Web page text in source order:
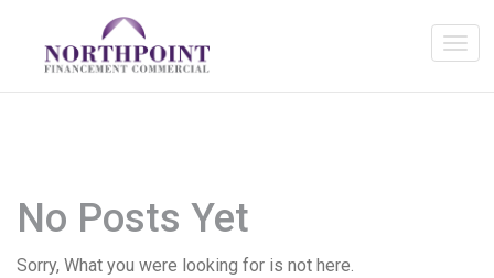
No Posts Yet
Sorry, What you were looking for is not here.